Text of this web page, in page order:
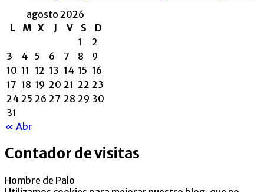
agosto 2026
L
M X J V S
D
1
2
3
4 5 6 7 8
9
10 11 12 13 14 15 16
17 18 19 20 21 22 23
24 25 26 27 28 29 30
31
« Abr
Contador de visitas
Hombre de Palo